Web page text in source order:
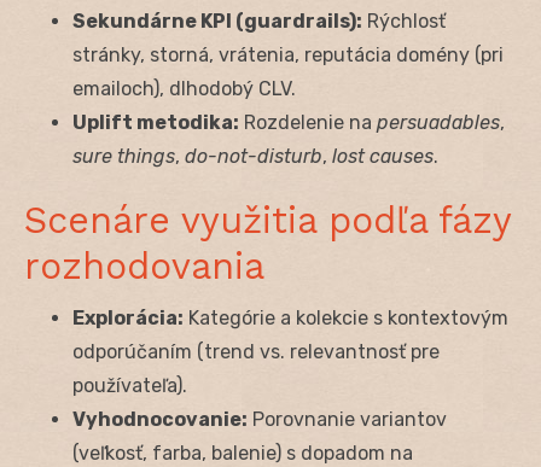
Sekundárne KPI (guardrails): Rýchlosť
stránky, storná, vrátenia, reputácia domény (pri
emailoch), dlhodobý CLV.
Uplift metodika: Rozdelenie na persuadables,
sure things, do-not-disturb, lost causes.
Scenáre využitia podľa fázy
rozhodovania
Explorácia: Kategórie a kolekcie s kontextovým
odporúčaním (trend vs. relevantnosť pre
používateľa).
Vyhodnocovanie: Porovnanie variantov
(veľkosť, farba, balenie) s dopadom na